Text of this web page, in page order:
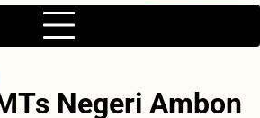
Negeri Ambon